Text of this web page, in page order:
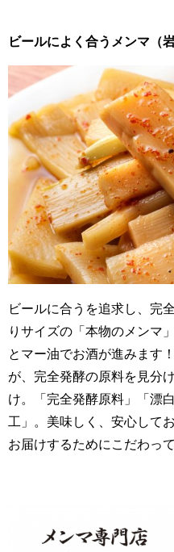
ビールによく合うメンマ（
ビールに合うを追求し、 完
りサイズの「本物のメンマ
とマー油でお酒が進みます！
が、完全発酵の原料を見分け
け。「完全発酵原料」「漂
工」。美味しく、 安心して
お届けするためにこだわっ